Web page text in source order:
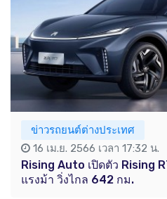
ข่าวรถยนต์ต่างประเทศ
16 เม.ย. 2566 เวลา 17:32 น.
Rising Auto เปิดตัว Rising
แรงม้า วิ่งไกล 642 กม.